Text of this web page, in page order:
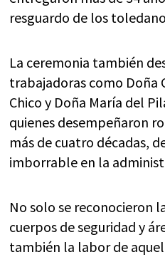
resguardo de los
La ceremonia también
trabajadoras como Doña
Chico y Doña María del
quienes desempeñaron
más de cuatro décadas,
imborrable en la
No solo se reconocieron
cuerpos de seguridad y
también la labor de